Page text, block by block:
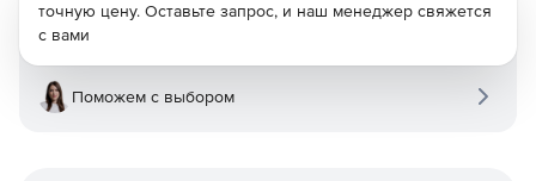
точную цену. Оставьте запрос, и наш менеджер свяжется
с вами
Поможем с выбором